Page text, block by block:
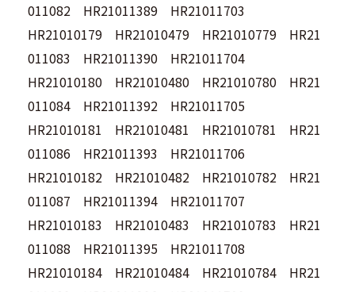
011082 HR21011389 HR21011703
HR21010179 HR21010479 HR21010779 HR21
011083 HR21011390 HR21011704
HR21010180 HR21010480 HR21010780 HR21
011084 HR21011392 HR21011705
HR21010181 HR21010481 HR21010781 HR21
011086 HR21011393 HR21011706
HR21010182 HR21010482 HR21010782 HR21
011087 HR21011394 HR21011707
HR21010183 HR21010483 HR21010783 HR21
011088 HR21011395 HR21011708
HR21010184 HR21010484 HR21010784 HR21